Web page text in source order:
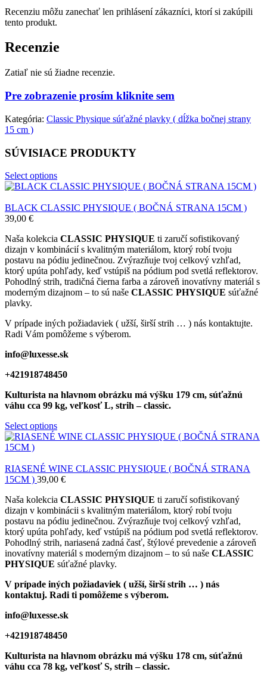
Recenziu môžu zanechať len prihlásení zákazníci, ktorí si zakúpili
tento produkt.
Recenzie
Zatiaľ nie sú žiadne recenzie.
Pre zobrazenie prosím kliknite sem
Kategória: Classic Physique súťažné plavky ( dĺžka bočnej strany
15 cm )
SÚVISIACE PRODUKTY
Select options
BLACK CLASSIC PHYSIQUE ( BOČNÁ STRANA 15CM )
39,00 €
Naša kolekcia CLASSIC PHYSIQUE ti zaručí sofistikovaný
dizajn v kombinácií s kvalitným materiálom, ktorý robí tvoju
postavu na pódiu jedinečnou. Zvýrazňuje tvoj celkový vzhľad,
ktorý upúta pohľady, keď vstúpiš na pódium pod svetlá reflektorov.
Pohodlný strih, tradičná čierna farba a zároveň inovatívny materiál s
moderným dizajnom – to sú naše CLASSIC PHYSIQUE súťažné
plavky.
V prípade iných požiadaviek ( užší, širší strih … ) nás kontaktujte.
Radi Vám pomôžeme s výberom.
info@luxesse.sk
+421918748450
Kulturista na hlavnom obrázku má výšku 179 cm, súťažnú
váhu cca 99 kg, veľkosť L, strih – classic.
Select options
RIASENÉ WINE CLASSIC PHYSIQUE ( BOČNÁ STRANA
15CM ) 39,00 €
Naša kolekcia CLASSIC PHYSIQUE ti zaručí sofistikovaný
dizajn v kombinácii s kvalitným materiálom, ktorý robí tvoju
postavu na pódiu jedinečnou. Zvýrazňuje tvoj celkový vzhľad,
ktorý upúta pohľady, keď vstúpiš na pódium pod svetlá reflektorov.
Pohodlný strih, nariasená zadná časť, štýlové prevedenie a zároveň
inovatívny materiál s moderným dizajnom – to sú naše CLASSIC
PHYSIQUE súťažné plavky.
V prípade iných požiadaviek ( užší, širší strih … ) nás
kontaktuj. Radi ti pomôžeme s výberom.
info@luxesse.sk
+421918748450
Kulturista na hlavnom obrázku má výšku 178 cm, súťažnú
váhu cca 78 kg, veľkosť S, strih – classic.